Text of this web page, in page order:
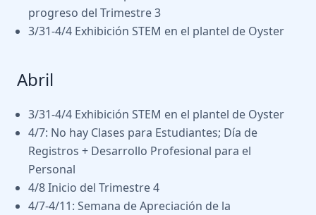
progreso del Trimestre 3
3/31-4/4 Exhibición STEM en el plantel de Oyster
Abril
3/31-4/4 Exhibición STEM en el plantel de Oyster
4/7: No hay Clases para Estudiantes; Día de
Registros + Desarrollo Profesional para el
Personal
4/8 Inicio del Trimestre 4
4/7-4/11: Semana de Apreciación de la